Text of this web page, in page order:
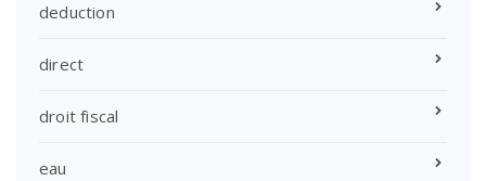
deduction
direct
droit fiscal
eau